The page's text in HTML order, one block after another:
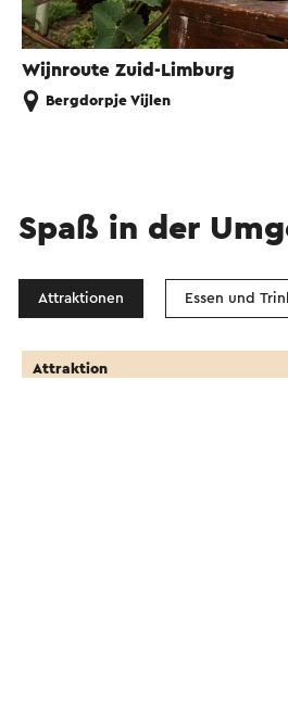
Wijnroute Zuid-Limburg
Bergdorpje Vijlen
Spaß in der
Attraktionen Essen und
Attraktion